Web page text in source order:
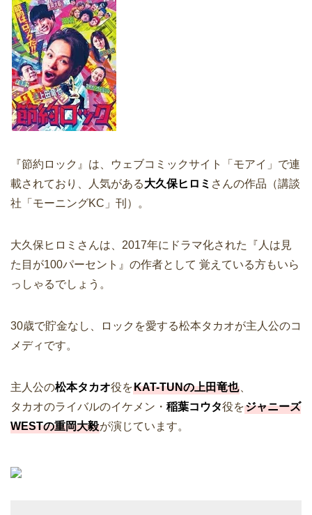
『節約ロック』は、ウェブコミックサイト「モアイ」で連
載されており、人気がある大久保ヒロミ さんの作品（講談
社「モーニングKC」刊）。
大久保ヒロミさんは、2017年にドラマ化された『人は見
た目が100パーセント』の作者として 覚えている方もいら
っしゃるでしょう。
30歳で貯金なし、ロックを愛する松本タカオが主人公のコ
メディです。
主人公の松本タカオ役をKAT-TUNの上田竜也
タカオのライバルのイケメン・ 稲葉コウタ役をジャニーズ
WESTの重岡大毅が演じています。